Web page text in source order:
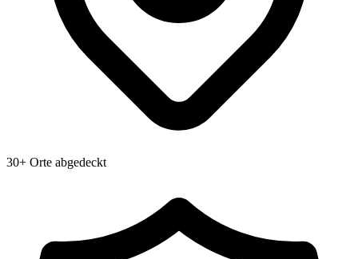
30+ Orte abgedeckt